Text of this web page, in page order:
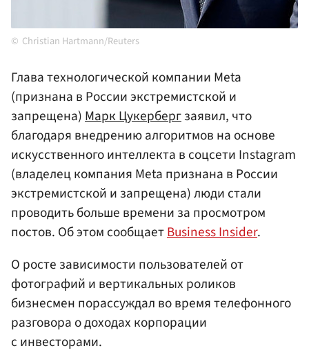
Christian Hartmann/Reuters
Глава технологической компании Meta
(признана в России экстремистской и
запрещена)Марк Цукербергзаявил, что
благодаря внедрению алгоритмов на основе
искусственного интеллекта в соцсети Instagram
(владелец компания Meta признана в России
экстремистской и запрещена) люди стали
проводить больше времени за просмотром
постов. Об этом сообщаетBusiness Insider.
О росте зависимости пользователей от
фотографий и вертикальных роликов
бизнесмен порассуждал во время телефонного
разговора о доходах корпорации
с инвесторами.